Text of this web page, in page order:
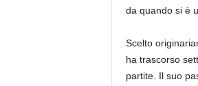
da quando si è
Scelto
ha trascorso
partite. Il suo